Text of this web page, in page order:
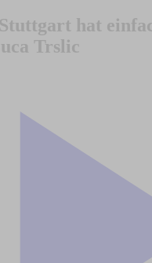
hat
Trslic